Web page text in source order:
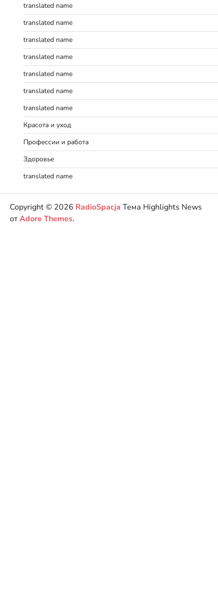
translated name
translated name
translated name
translated name
translated name
translated name
translated name
Красота и уход
Профессии и работа
Здоровье
translated name
Copyright © 2026 RadioSpacja Тема Highlights News
отAdore Themes.